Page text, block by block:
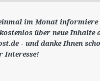
im Monat informiere
kostenlos über neue Inhalte
- und danke Ihnen
Interesse!